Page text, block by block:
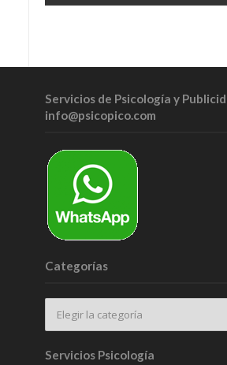
Servicios de Psicología y
info@psicopico.com
Categorías
Servicios Psicología